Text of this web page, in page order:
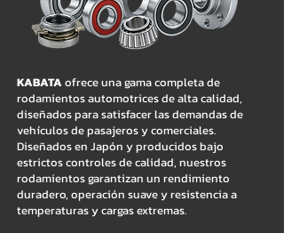
KABATAofrece una gama completa de
rodamientos automotrices de alta calidad,
diseñados para satisfacer las demandas de
vehículos de pasajeros y comerciales.
Diseñados en Japón y producidos bajo
estrictos controles de calidad, nuestros
rodamientos garantizan un rendimiento
duradero, operación suave y resistencia a
temperaturas y cargas extremas.